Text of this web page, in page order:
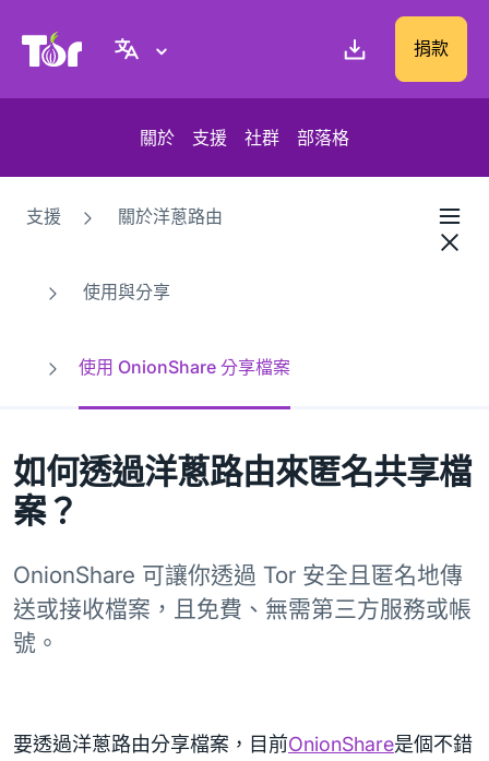
Tor Project 網站 捐款
關於 支援 社群 部落格
支援 關於洋蔥路由
使用與分享
使用 OnionShare 分享檔案
如何透過洋蔥路由來匿名共享檔
案？
OnionShare 可讓你透過 Tor 安全且匿名地傳
送或接收檔案，且免費、無需第三方服務或帳
號。
要透過洋蔥路由分享檔案，目前OnionShare是個不錯